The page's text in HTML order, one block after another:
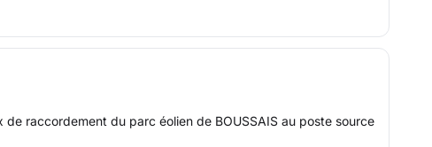
raccordement du parc éolien de BOUSSAIS au poste source